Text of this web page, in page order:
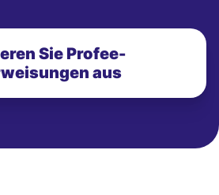
Sie Profee-
aus